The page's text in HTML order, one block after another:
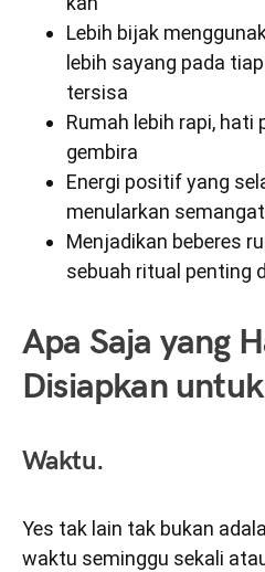
Lebih bijak
lebih sayang pada
tersisa
Rumah lebih rapi, hati
gembira
Energi positif yang
menularkan
Menjadikan beberes
sebuah ritual penting
Apa Saja yang
Disiapkan
Waktu.
Yes tak lain tak bukan
waktu seminggu sekali